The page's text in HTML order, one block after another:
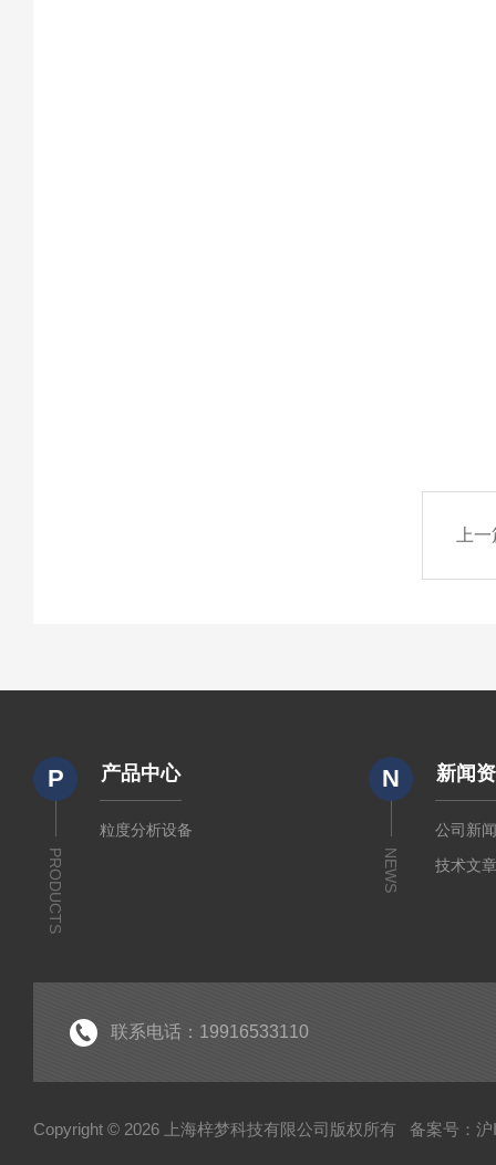
上
P
PRODUCTS
产品中心
粒度分析设备
N
NEWS
新闻
公司新
技术文
联系电话：19916533110
Copyright © 2026 上海梓梦科技有限公司版权所有 备案号：